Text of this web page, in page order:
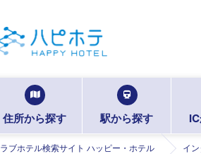
住所から探す 駅から探す
ラブホテル検索サイト ハッピー・ホテル イ